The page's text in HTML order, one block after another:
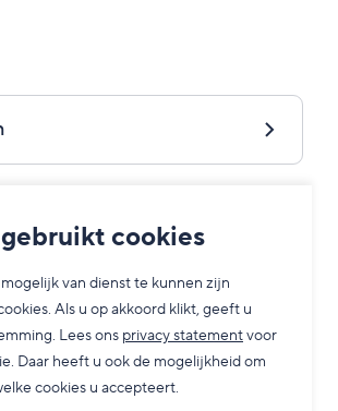
cookies
van dienst te kunnen zijn
Als u op akkoord klikt, geeft u
Lees ons privacy statementvoor
Daar heeft u ook de mogelijkheid om
cookies u accepteert.
Privacy statement